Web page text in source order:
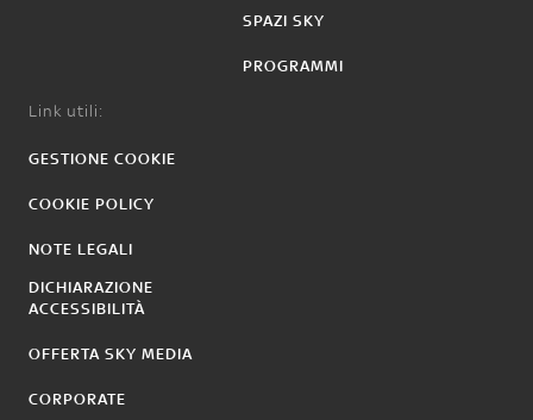
SPAZI SKY
PROGRAMMI
Link utili:
GESTIONE COOKIE
COOKIE POLICY
NOTE LEGALI
DICHIARAZIONE
ACCESSIBILITÀ
OFFERTA SKY MEDIA
CORPORATE